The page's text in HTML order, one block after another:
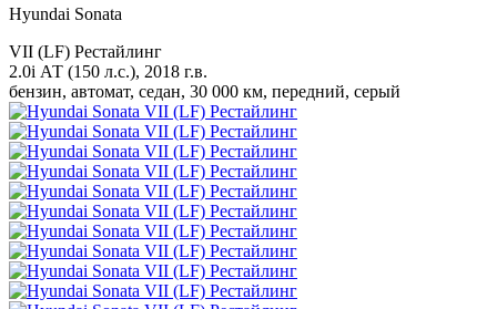
Hyundai Sonata
VII (LF) Рестайлинг
2.0i АТ (150 л.с.), 2018 г.в.
бензин, автомат, седан, 30 000 км, передний, серый